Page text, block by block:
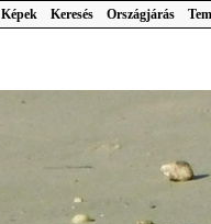
Képek Keresés Országjárás